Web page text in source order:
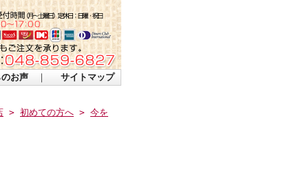
お声 ｜ サイトマップ
> 初めての方へ > 今を